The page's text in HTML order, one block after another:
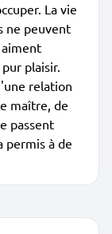
La vie
ne peuvent
aiment
plaisir.
relation
maître, de
passent
à de